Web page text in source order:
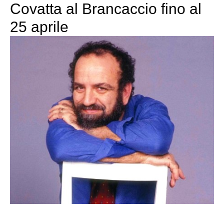
Covatta al Brancaccio fino al
25 aprile